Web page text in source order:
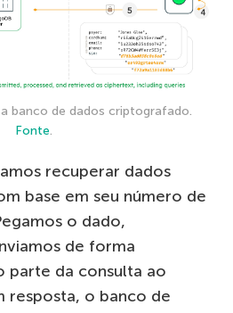
banco de dados criptografado.
Fonte.
recuperar dados
base em seu número de
o dado,
de forma
parte da consulta ao
resposta, o banco de